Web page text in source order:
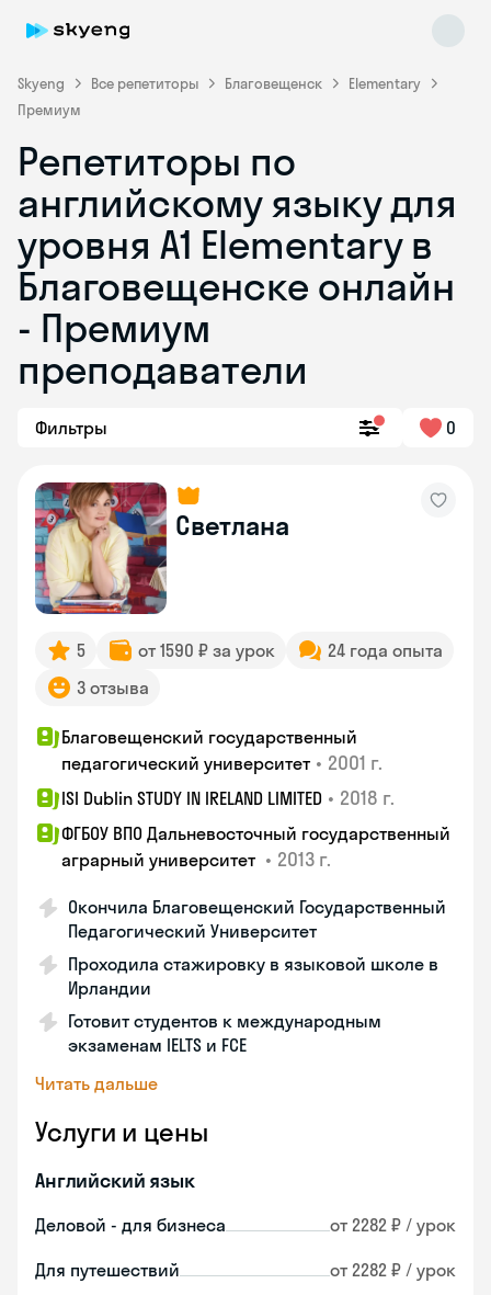
Skyeng Все репетиторы Благовещенск
Elementary
Премиум
Репетиторы по
английскому языку для
уровня A1 Elementary в
Благовещенске онлайн
- Премиум
преподаватели
Фильтры 0
Светлана
5 от 1590 ₽ за урок
24 года опыта
3 отзыва
Благовещенский государственный
педагогический университет • 2001 г.
ISI Dublin STUDY IN IRELAND LIMITED • 2018 г.
ФГБОУ ВПО Дальневосточный государственный
аграрный университет • 2013 г.
Окончила Благовещенский Государственный
Педагогический Университет
Проходила стажировку в языковой школе в
Ирландии
Готовит студентов к международным
экзаменам IELTS и FCE
Читать дальше
Услуги и цены
Английский язык
Деловой - для бизнеса от 2282 ₽ / урок
Для путешествий от 2282 ₽ / урок
Skyeng Chat